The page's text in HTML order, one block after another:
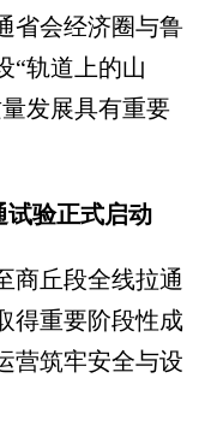
省会经济圈与鲁
“轨道上的山
发展具有重要
验正式启动
丘段全线拉通
得重要阶段性成
营筑牢安全与设